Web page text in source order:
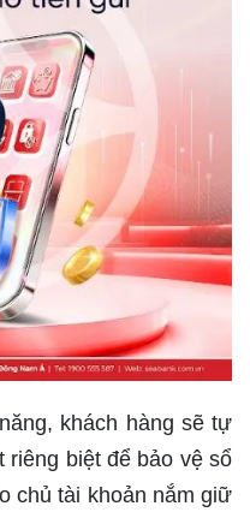
khách hàng sẽ tự
riêng biệt để bảo vệ sổ
chủ tài khoản nắm giữ